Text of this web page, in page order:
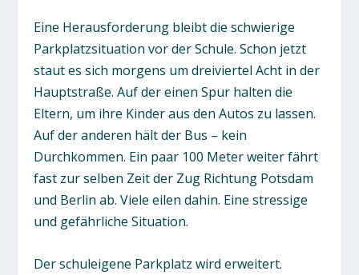
Eine Herausforderung bleibt die schwierige
Parkplatzsituation vor der Schule. Schon jetzt
staut es sich morgens um dreiviertel Acht in der
Hauptstraße. Auf der einen Spur halten die
Eltern, um ihre Kinder aus den Autos zu lassen.
Auf der anderen hält der Bus – kein
Durchkommen. Ein paar 100 Meter weiter fährt
fast zur selben Zeit der Zug Richtung Potsdam
und Berlin ab. Viele eilen dahin. Eine stressige
und gefährliche Situation.
Der schuleigene Parkplatz wird erweitert.